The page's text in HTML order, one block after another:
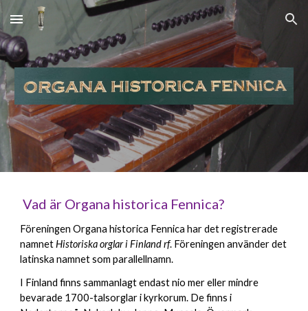
Skip to main content Skip to navigation
Vad är Organa historica Fennica?
FöreningenOrgana historica Fennica har det registrerade
namnet Historiska orglar i Finland rf. Föreningen använder det
latinska namnet som parallellnamn.
I Finland finns sammanlagt endastnio mer eller mindre
bevarade 1700-talsorglar i kyrkorum. De finns i